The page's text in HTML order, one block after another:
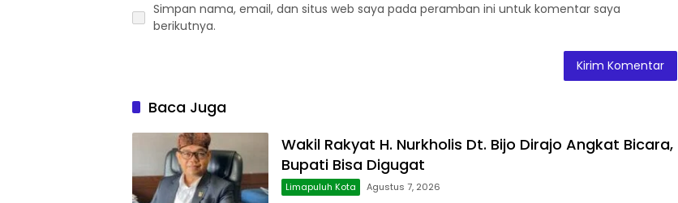
Simpan nama, email, dan situs web saya pada peramban ini untuk komentar saya
berikutnya.
Baca Juga
Wakil Rakyat H. Nurkholis Dt. Bijo Dirajo Angkat Bicara,
Bupati Bisa Digugat
Limapuluh Kota Agustus 7, 2026